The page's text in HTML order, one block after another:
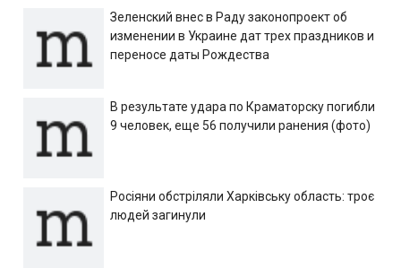
Зеленский внес в Раду законопроект об
изменении в Украине дат трех праздников и
переносе даты Рождества
В результате удара по Краматорску погибли
9 человек, еще 56 получили ранения (фото)
Росіяни обстріляли Харківську область: троє
людей загинули